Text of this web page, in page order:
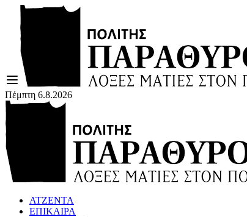
Πέμπτη 6.8.2026
ΑΤΖΕΝΤΑ
ΕΠΙΚΑΙΡΑ